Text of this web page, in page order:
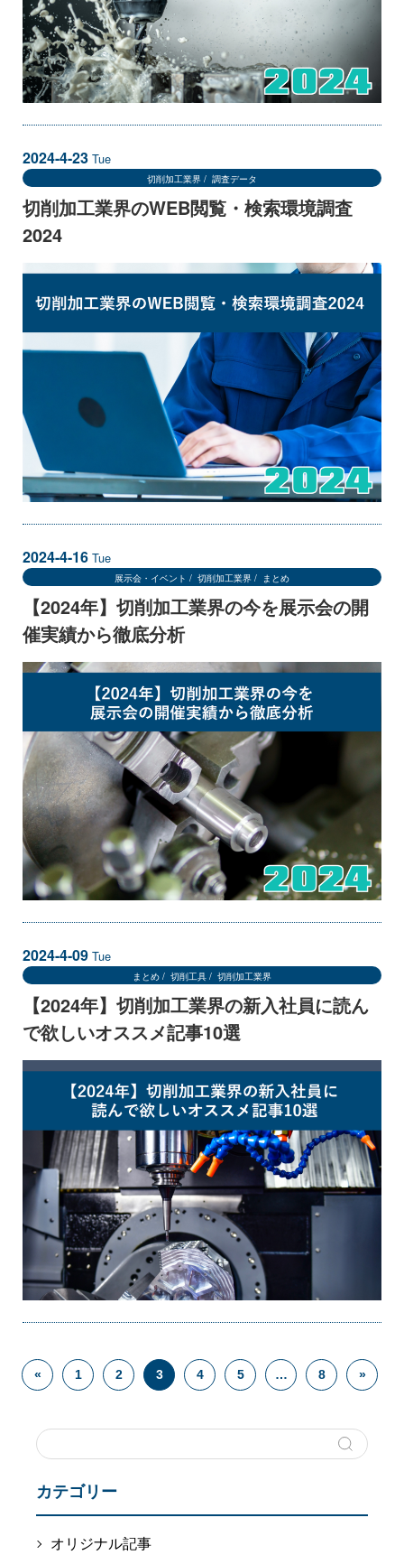
2024-4-23 Tue
切削加工業界 調査データ
切削加工業界のWEB閲覧・検索環境調査
2024
2024-4-16 Tue
展示会・イベント 切削加工業界 まとめ
【2024年】切削加工業界の今を展示会の開
催実績から徹底分析
2024-4-09 Tue
まとめ 切削工具 切削加工業界
【2024年】切削加工業界の新入社員に読ん
で欲しいオススメ記事10選
« 1 2 3 4 5 … 8 »
カテゴリー
オリジナル記事